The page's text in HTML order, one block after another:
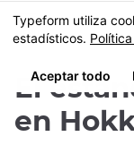
Tamaño
MENU
El
en